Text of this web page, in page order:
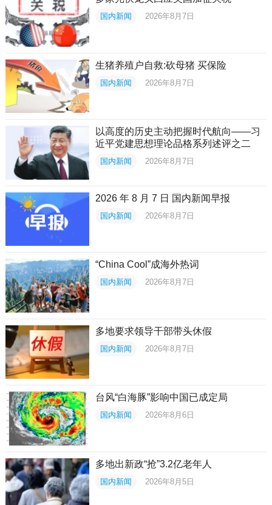
国内新闻 2026年8月7日
生猪养殖户自救:砍母猪 买保险
国内新闻 2026年8月7日
以高度的历史主动把握时代航向——习
近平党建思想理论品格系列述评之二
国内新闻 2026年8月7日
2026 年 8 月 7 日 国内新闻早报
国内新闻 2026年8月7日
“China Cool”成海外热词
国内新闻 2026年8月7日
多地要求领导干部带头休假
国内新闻 2026年8月7日
台风“白海豚”影响中国已成定局
国内新闻 2026年8月6日
多地出新政“抢”3.2亿老年人
国内新闻 2026年8月5日